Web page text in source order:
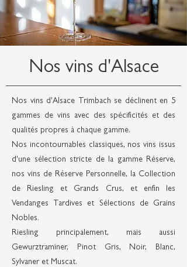
Nos vins d'Alsace
Nos vins d'Alsace Trimbach se déclinent en 5
gammes de vins avec des spécificités et des
qualités propres à chaque gamme.
Nos incontournables classiques, nos vins issus
d'une sélection stricte de la gamme Réserve,
nos vins de Réserve Personnelle, la Collection
de Riesling et Grands Crus, et enfin les
Vendanges Tardives et Sélections de Grains
Nobles.
Riesling principalement, mais aussi
Gewurztraminer, Pinot Gris, Noir, Blanc,
Sylvaner et Muscat.